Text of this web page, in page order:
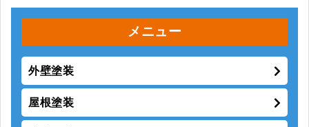
メニュー
外壁塗装
屋根塗装